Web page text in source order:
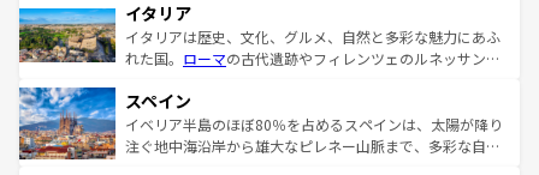
イタリア
イタリアは歴史、文化、グルメ、自然と多彩な魅力にあふ
れた国。 ローマの古代遺跡やフィレンツェのルネッサンス
ろん、トスカーナの美しい田園風景やアマルフィ海岸の絶
景など、自然景観も見逃せない。観光の合間には、本場の
ピザやパスタなど、絶品のイタリア料理を堪能することも
スペイン
イベリア半島のほぼ80％を占めるスペインは、太陽が降り
注ぐ地中海沿岸から雄大なピレネー山脈まで、多彩な自然